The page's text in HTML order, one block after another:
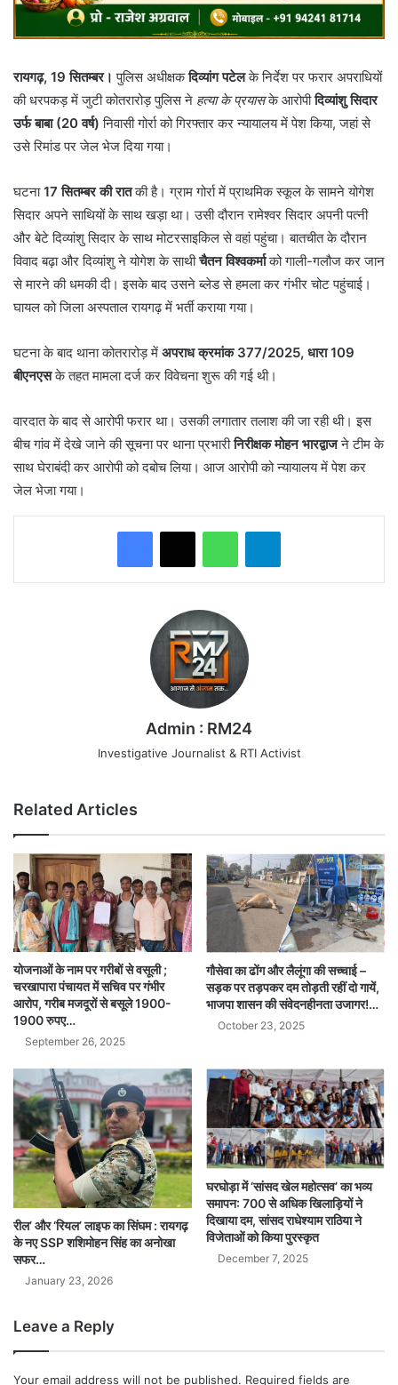
रायगढ़, 19 सितम्बर। पुलिस अधीक्षकदिव्यांग पटेलके निर्देश पर फरार अपराधियों
की धरपकड़ में जुटी कोतरारोड़ पुलिस ने हत्या के प्रयासके आरोपीदिव्यांशु सिदार
उर्फ बाबा (20 वर्ष) निवासी गोर्रा को गिरफ्तार कर न्यायालय में पेश किया, जहां से
उसे रिमांड पर जेल भेज दिया गया।
घटना17 सितम्बर की रातकी है। ग्राम गोर्रा में प्राथमिक स्कूल के सामने योगेश
सिदार अपने साथियों के साथ खड़ा था। उसी दौरान रामेश्वर सिदार अपनी पत्नी
और बेटे दिव्यांशु सिदार के साथ मोटरसाइकिल से वहां पहुंचा। बातचीत के दौरान
विवाद बढ़ा और दिव्यांशु ने योगेश के साथीचैतन विश्वकर्माको गाली-गलौज कर जान
से मारने की धमकी दी। इसके बाद उसने ब्लेड से हमला कर गंभीर चोट पहुंचाई।
घायल को जिला अस्पताल रायगढ़ में भर्ती कराया गया।
घटना के बाद थाना कोतरारोड़ में अपराध क्रमांक 377/2025, धारा 109
बीएनएसके तहत मामला दर्ज कर विवेचना शुरू की गई थी।
वारदात के बाद से आरोपी फरार था। उसकी लगातार तलाश की जा रही थी। इस
बीच गांव में देखे जाने की सूचना पर थाना प्रभारीनिरीक्षक मोहन भारद्वाजने टीम के
साथ घेराबंदी कर आरोपी को दबोच लिया। आज आरोपी को न्यायालय में पेश कर
जेल भेजा गया।
WhatsAppTelegram
Admin : RM24
Investigative Journalist & RTI Activist
Related Articles
योजनाओं के नाम पर गरीबों से वसूली ;
चरखापारा पंचायत में सचिव पर गंभीर
आरोप, गरीब मजदूरों से बसूले 1900-
1900 रुपए…
September 26, 2025
गौसेवा का ढोंग और लैलूंगा की सच्चाई –
सड़क पर तड़पकर दम तोड़ती रहीं दो गायें,
भाजपा शासन की संवेदनहीनता उजागर!…
October 23, 2025
रील’ और ‘रियल’ लाइफ का सिंघम : रायगढ़
के नए SSP शशिमोहन सिंह का अनोखा
सफर…
January 23, 2026
घरघोड़ा में ‘सांसद खेल महोत्सव’ का भव्य
समापन: 700 से अधिक खिलाड़ियों ने
दिखाया दम, सांसद राधेश्याम राठिया ने
विजेताओं को किया पुरस्कृत
December 7, 2025
Leave a Reply
Your email address will not be published. Required fields are